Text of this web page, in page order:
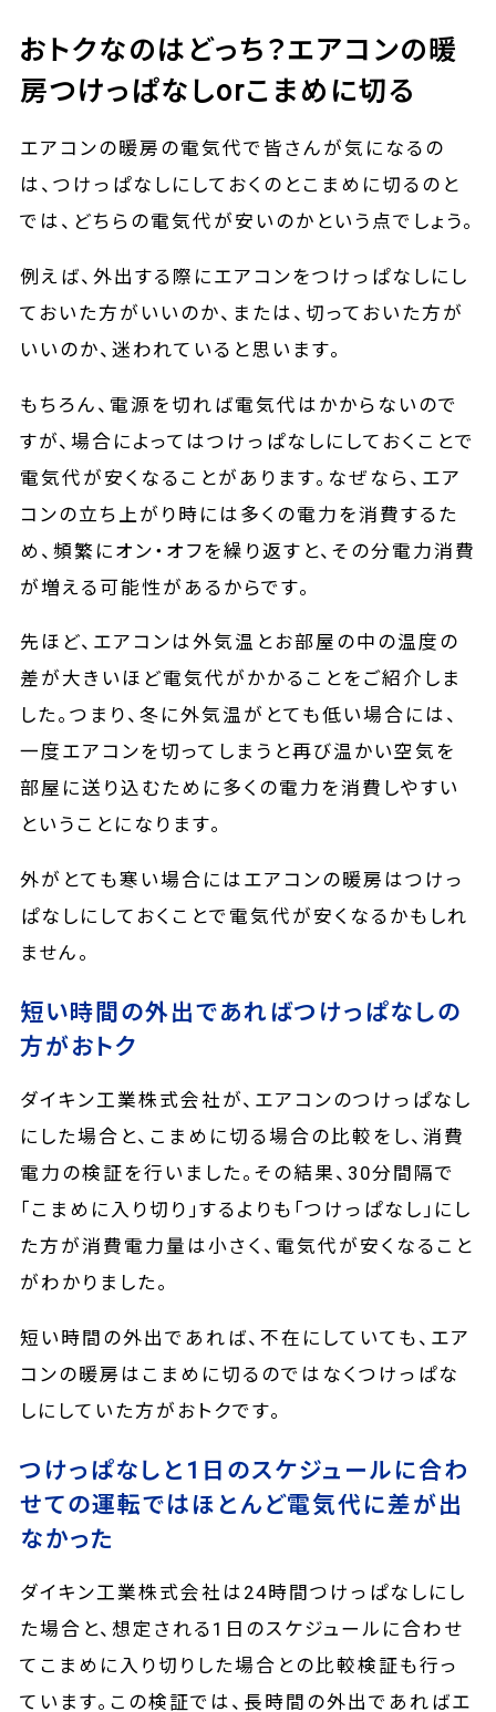
おトクなのはどっち？エアコンの暖
房つけっぱなしorこまめに切る
エアコンの暖房の電気代で皆さんが気になるの
は、つけっぱなしにしておくのとこまめに切るのと
では、どちらの電気代が安いのかという点でしょう。
例えば、外出する際にエアコンをつけっぱなしにし
ておいた方がいいのか、または、切っておいた方が
いいのか、迷われていると思います。
もちろん、電源を切れば電気代はかからないので
すが、場合によってはつけっぱなしにしておくことで
電気代が安くなることがあります。なぜなら、エア
コンの立ち上がり時には多くの電力を消費するた
め、頻繁にオン・オフを繰り返すと、その分電力消費
が増える可能性があるからです。
先ほど、エアコンは外気温とお部屋の中の温度の
差が大きいほど電気代がかかることをご紹介しま
した。つまり、冬に外気温がとても低い場合には、
一度エアコンを切ってしまうと再び温かい空気を
部屋に送り込むために多くの電力を消費しやすい
ということになります。
外がとても寒い場合にはエアコンの暖房はつけっ
ぱなしにしておくことで電気代が安くなるかもしれ
ません。
短い時間の外出であればつけっぱなしの
方がおトク
ダイキン工業株式会社が、エアコンのつけっぱなし
にした場合と、こまめに切る場合の比較をし、消費
電力の検証を行いました。その結果、30分間隔で
｢こまめに入り切り｣するよりも｢つけっぱなし｣にし
た方が消費電力量は小さく、電気代が安くなること
がわかりました。
短い時間の外出であれば、不在にしていても、エア
コンの暖房はこまめに切るのではなくつけっぱな
しにしていた方がおトクです。
つけっぱなしと1日のスケジュールに合わ
せての運転ではほとんど電気代に差が出
なかった
ダイキン工業株式会社は24時間つけっぱなしにし
た場合と、想定される1日のスケジュールに合わせ
てこまめに入り切りした場合との比較検証も行っ
ています。この検証では、長時間の外出であればエ